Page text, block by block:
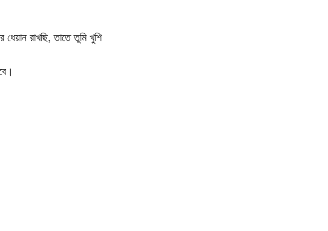
রাখছি, তাতে তুমি খুশি